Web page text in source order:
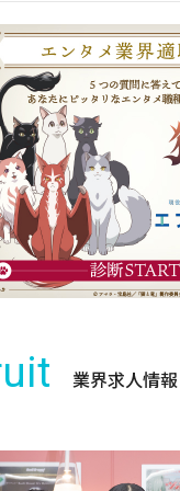
業界求人情報